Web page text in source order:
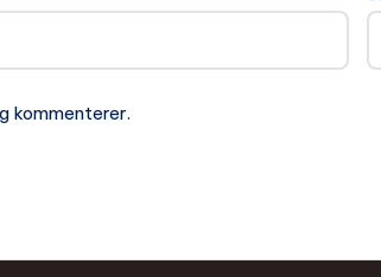
kommenterer.